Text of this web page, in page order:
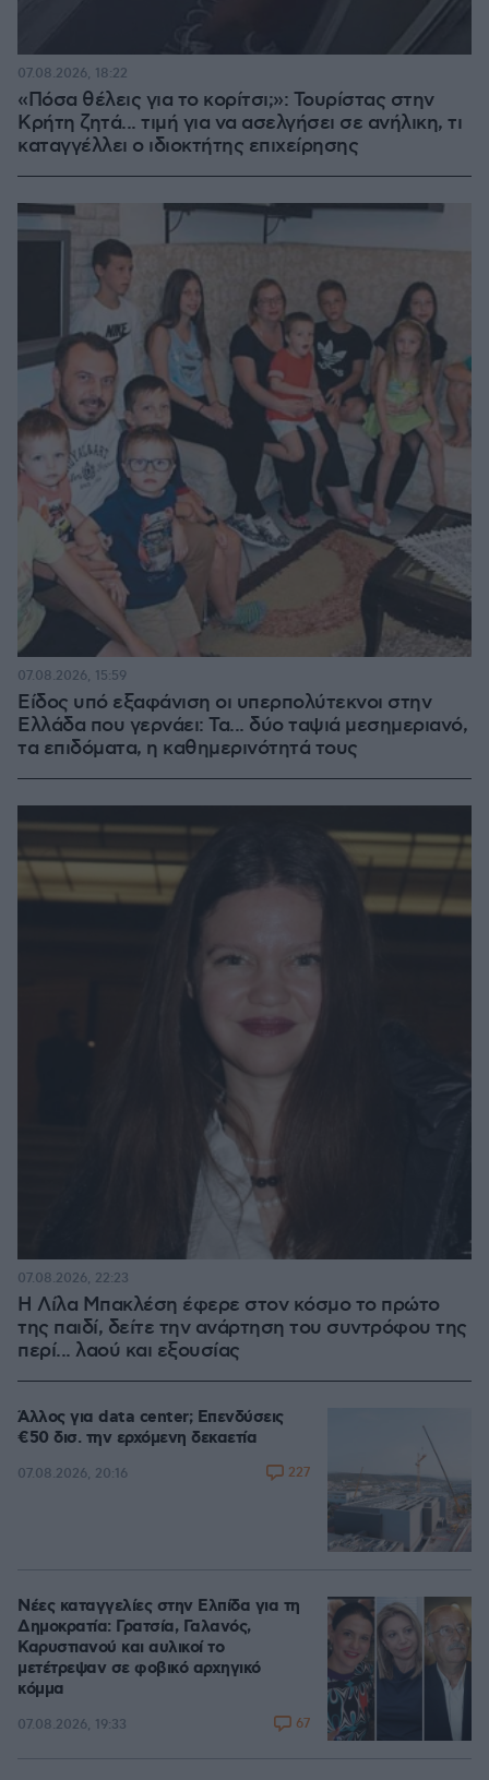
«Πόσα θέλεις για το κορίτσι;»: Τουρίστας στην
Κρήτη ζητά... τιμή για να ασελγήσει σε ανήλικη, τι
καταγγέλλει ο ιδιοκτήτης επιχείρησης
07.08.2026, 18:22
Είδος υπό εξαφάνιση οι υπερπολύτεκνοι στην
Ελλάδα που γερνάει: Τα... δύο ταψιά μεσημεριανό,
τα επιδόματα, η καθημερινότητά τους
07.08.2026, 15:59
Η Λίλα Μπακλέση έφερε στον κόσμο το πρώτο
της παιδί, δείτε την ανάρτηση του συντρόφου της
περί... λαού και εξουσίας
07.08.2026, 22:23
Άλλος για data center; Επενδύσεις
€50 δισ. την ερχόμενη δεκαετία
07.08.2026, 20:16 227
Νέες καταγγελίες στην Ελπίδα για τη
Δημοκρατία: Γρατσία, Γαλανός,
Καρυστιανού και αυλικοί το
μετέτρεψαν σε φοβικό αρχηγικό
κόμμα
07.08.2026, 19:33 67